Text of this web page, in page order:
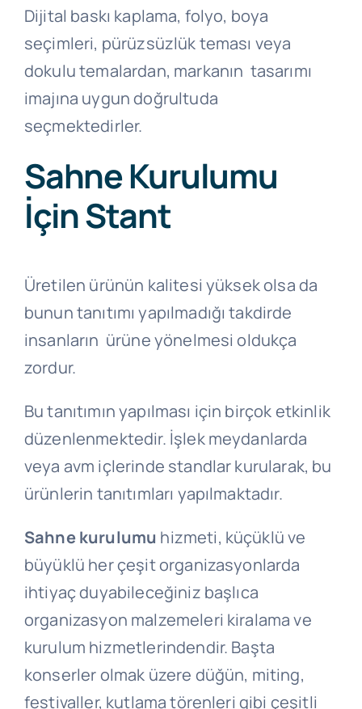
Dijital baskı kaplama, folyo, boya
seçimleri, pürüzsüzlük teması veya
dokulu temalardan, markanın tasarımı
imajına uygun doğrultuda
seçmektedirler.
Sahne Kurulumu
İçin Stant
Üretilen ürünün kalitesi yüksek olsa da
bunun tanıtımı yapılmadığı takdirde
insanların ürüne yönelmesi oldukça
zordur.
Bu tanıtımın yapılması için birçok etkinlik
düzenlenmektedir. İşlek meydanlarda
veya avm içlerinde standlar kurularak, bu
ürünlerin tanıtımları yapılmaktadır.
Sahne kurulumu hizmeti, küçüklü ve
büyüklü her çeşit organizasyonlarda
ihtiyaç duyabileceğiniz başlıca
organizasyon malzemeleri kiralama ve
kurulum hizmetlerindendir. Başta
konserler olmak üzere düğün, miting,
festivaller, kutlama törenleri gibi çeşitli